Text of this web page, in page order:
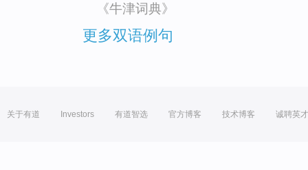
《牛津词典》
更多双语例句
关于有道 Investors 有道智选 官方博客 技术博客 诚聘英才